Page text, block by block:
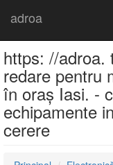
adroa
https: //adroa.
redare pentru
în oraș Iasi. -
echipamente
cerere